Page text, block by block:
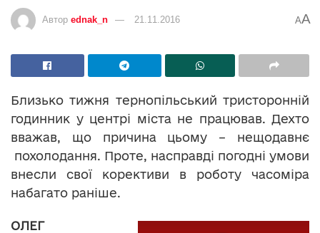
Автор ednak_n 21.11.2016 AA
Близько тижня тернопільський тристоронній
годинник у центрі міста не працював. Дехто
вважав, що причина цьому – нещодавнє
похолодання. Проте, насправді погодні умови
внесли свої корективи в роботу часоміра
набагато раніше.
ОЛЕГ